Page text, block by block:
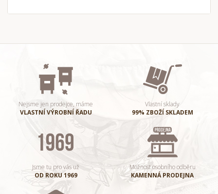
Nejsme jen prodejce, máme
VLASTNÍ VÝROBNÍ ŘADU
Vlastní sklady
99% ZBOŽÍ SKLADEM
Jsme tu pro vás už
OD ROKU 1969
Možnost osobního odběru
KAMENNÁ PRODEJNA